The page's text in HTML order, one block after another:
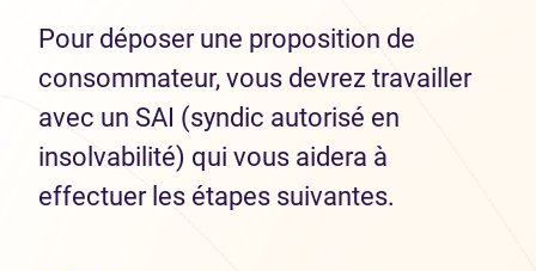
Pour déposer une proposition de
consommateur, vous devrez travailler
avec un SAI (syndic autorisé en
insolvabilité) qui vous aidera à
effectuer les étapes suivantes.